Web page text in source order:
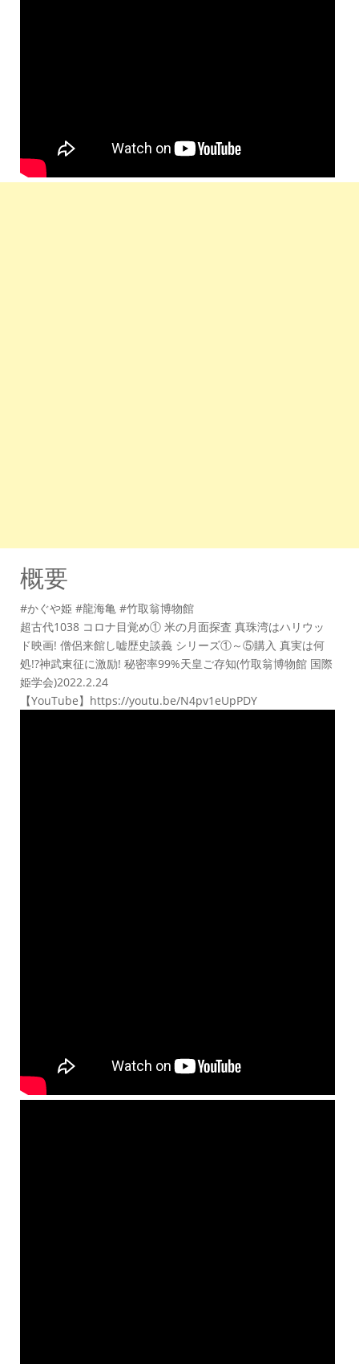
概要
#かぐや姫 #龍海亀 #竹取翁博物館
超古代1038 コロナ目覚め① 米の月面探査 真珠湾はハリウッ
ド映画! 僧侶来館し嘘歴史談義 シリーズ①～⑤購入 真実は何
処!?神武東征に激励! 秘密率99%天皇ご存知(竹取翁博物館 国際
姫学会)2022.2.24
【YouTube】https://youtu.be/N4pv1eUpPDY